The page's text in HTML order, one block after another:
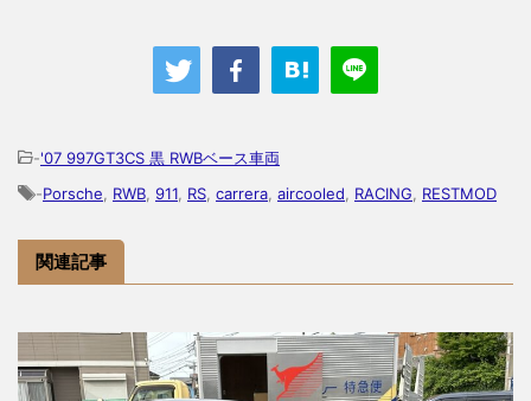
-'07 997GT3CS 黒 RWBベース車両
-Porsche RWB 911 RS carrera aircooled RACING RESTMOD
関連記事